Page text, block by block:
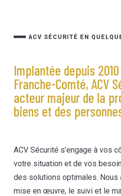
ACV SÉCURITÉ EN
Implantée depuis
Franche-Comté, ACV
acteur majeur de la
biens et des
ACV Sécurité s’engage à vos
votre situation et de vos
des solutions optimales. Nous
mise en œuvre, le suivi et le